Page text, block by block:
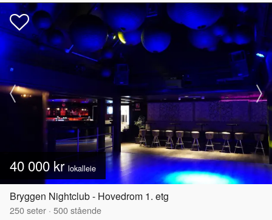
40 000 krlokalleie
Bryggen Nightclub - Hovedrom 1. etg
250seter · 500stående